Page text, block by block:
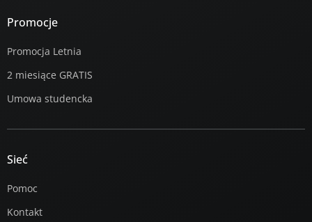
Promocje
Promocja Letnia
2 miesiące GRATIS
Umowa studencka
Sieć
Pomoc
Kontakt